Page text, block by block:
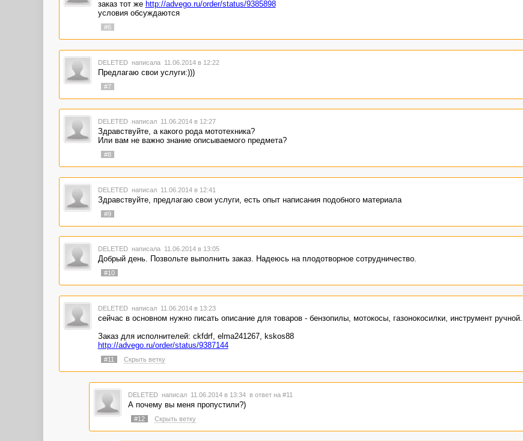
заказ тот же http://advego.ru/order/status/9385898
условия обсуждаются
#6
DELETED написала 11.06.2014 в 12:22
Предлагаю свои услуги:)))
#7
DELETED написал 11.06.2014 в 12:27
Здравствуйте, а какого рода мототехника?
Или вам не важно знание описываемого предмета?
#8
DELETED написал 11.06.2014 в 12:41
Здравствуйте, предлагаю свои услуги, есть опыт написания подобного материала
#9
DELETED написала 11.06.2014 в 13:05
Добрый день. Позвольте выполнить заказ. Надеюсь на плодотворное сотрудничество.
#10
DELETED написал 11.06.2014 в 13:23
сейчас в основном нужно писать описание для товаров - бензопилы, мотокосы, газонокосилки, инструмент ручной...
Заказ для исполнителей: ckfdrf, elma241267, kskos88
http://advego.ru/order/status/9387144
#11 Скрыть ветку
DELETED написал 11.06.2014 в 13:34 в ответ на #11
А почему вы меня пропустили?)
#12 Скрыть ветку